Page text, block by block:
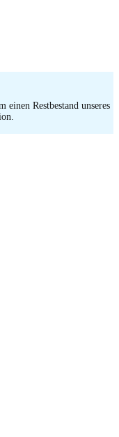
einen Restbestand unseres